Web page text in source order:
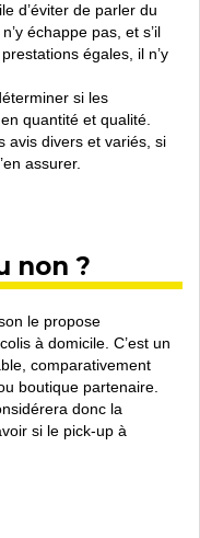
d’éviter de parler du
échappe pas, et s’il
égales, il n’y
si les
quantité et qualité.
avis divers et variés, si
assurer.
non ?
le propose
à domicile. C’est un
comparativement
boutique partenaire.
donc la
si le pick-up à